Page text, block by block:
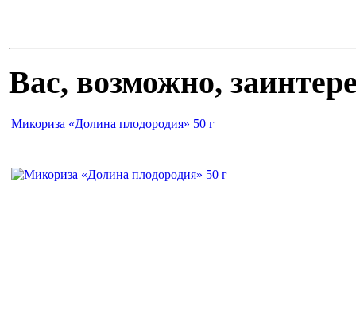
Вас, возможно,
Микориза «Долина плодородия» 50 г